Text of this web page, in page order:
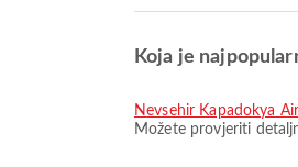
Koja je
Nevsehir Kapadokya
Možete provjeriti